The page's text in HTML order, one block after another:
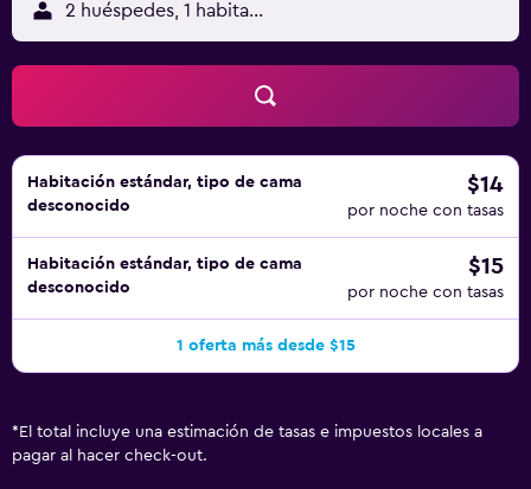
2 huéspedes, 1 habitación
Habitación estándar, tipo de cama
desconocido
$14
por noche con tasas
Habitación estándar, tipo de cama
desconocido
$15
por noche con tasas
1 oferta más desde $15
* El total incluye una estimación de tasas e impuestos locales a
pagar al hacer check-out.